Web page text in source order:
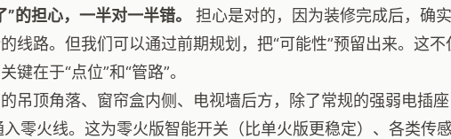
的担心，一半对一半错。
担心是对的，因为装修完成后，确
线路。但我们可以通过前期规划，把“可能性”预留出来。这不
在于“点位”和“管路”。
吊顶角落、窗帘盒内侧、电视墙后方，除了常规的强弱电插
零火线。这为零火版智能开关（比单火版更稳定）、各类传